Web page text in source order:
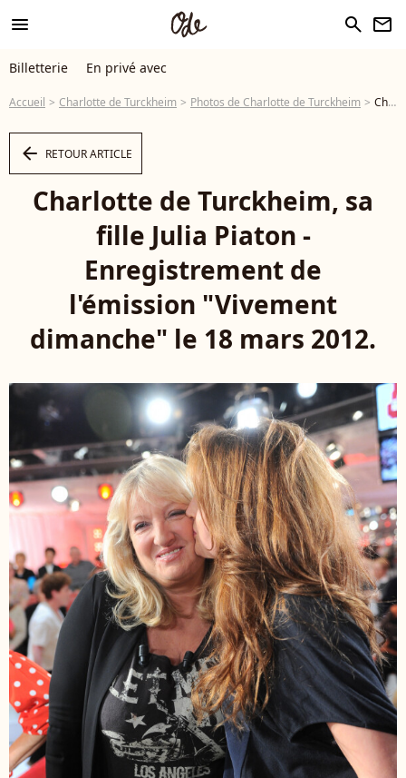
menu search newsletter
Billetterie En privé avec
Accueil Charlotte de Turckheim Photos de Charlotte de Turckheim Charlotte de Turckheim, sa fille Julia Piaton - Enregistrement de l'émission "Vivement dimanche" le 18 mars 2012. © Guillaume Gaffiot /Bestimage - Photo
arrow_left RETOUR ARTICLE
Charlotte de Turckheim, sa
fille Julia Piaton -
Enregistrement de
l'émission "Vivement
dimanche" le 18 mars 2012.